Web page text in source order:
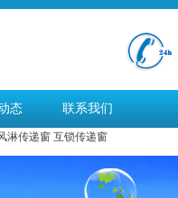
态 联系我们
淋传递窗 互锁传递窗